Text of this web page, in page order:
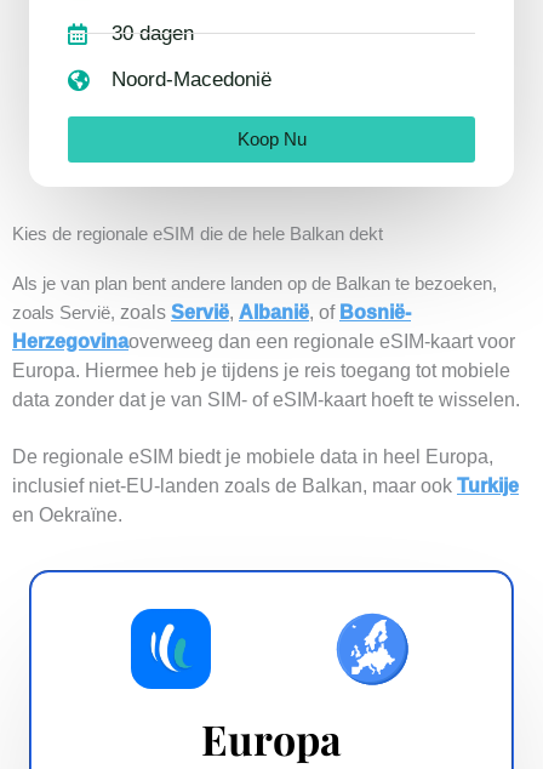
30 dagen
Noord-Macedonië
Koop Nu
Kies de regionale eSIM die de hele Balkan dekt
Als je van plan bent andere landen op de Balkan te bezoeken,
zoals Servië, zoals Servië, Albanië, of Bosnië-
Herzegovinaoverweeg dan een regionale eSIM-kaart voor
Europa. Hiermee heb je tijdens je reis toegang tot mobiele
data zonder dat je van SIM- of eSIM-kaart hoeft te wisselen.
De regionale eSIM biedt je mobiele data in heel Europa,
inclusief niet-EU-landen zoals de Balkan, maar ook Turkije
en Oekraïne.
Europa